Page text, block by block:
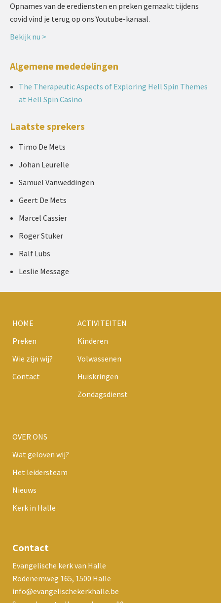
Opnames van de erediensten en preken gemaakt tijdens
covid vind je terug op ons Youtube-kanaal.
Bekijk nu >
Algemene mededelingen
The Therapeutic Aspects of Exploring Hell Spin Themes
at Hell Spin Casino
Laatste sprekers
Timo De Mets
Johan Leurelle
Samuel Vanweddingen
Geert De Mets
Marcel Cassier
Roger Stuker
Ralf Lubs
Leslie Message
HOME
Preken
Wie zijn wij?
Contact
ACTIVITEITEN
Kinderen
Volwassenen
Huiskringen
Zondagsdienst
OVER ONS
Wat geloven wij?
Het leidersteam
Nieuws
Kerk in Halle
Contact
Evangelische kerk van Halle
Rodenemweg 165, 1500 Halle
info@evangelischekerkhalle.be